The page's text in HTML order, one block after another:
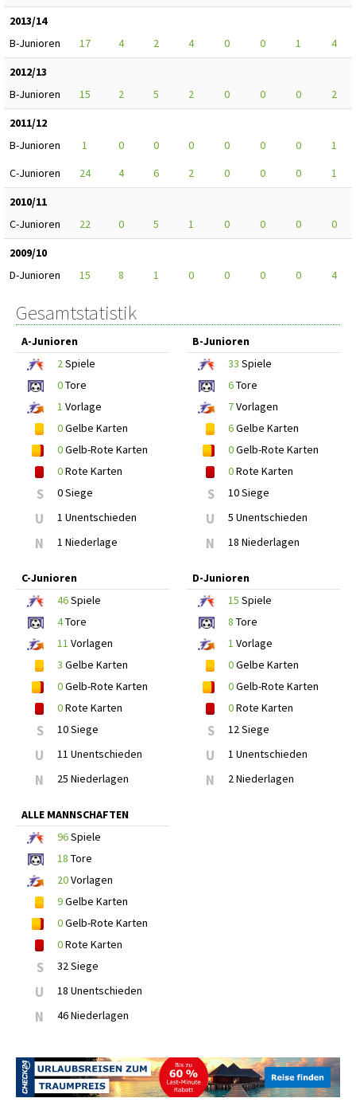
2013/14
B-Junioren
17 4 2 4 0 0 1
4
2012/13
B-Junioren
15 2 5 2 0 0 0
2
2011/12
B-Junioren
1 0 0 0 0 0 0
1
C-Junioren
24 4 6 2 0 0 0
1
2010/11
C-Junioren
22 0 5 1 0 0 0
0
2009/10
D-Junioren
15 8 1 0 0 0 0 4
Gesamtstatistik
A-Junioren
2Spiele
0Tore
1 Vorlage
0Gelbe Karten
0Gelb-Rote Karten
0Rote Karten
S 0 Siege
U 1 Unentschieden
N 1 Niederlage
B-Junioren
33 Spiele
6Tore
7Vorlagen
6Gelbe Karten
0Gelb-Rote Karten
0Rote Karten
S 10 Siege
U 5 Unentschieden
N 18 Niederlagen
C-Junioren
46Spiele
4Tore
11 Vorlagen
3 Gelbe Karten
0Gelb-Rote Karten
0Rote Karten
S 10 Siege
U 11 Unentschieden
N 25 Niederlagen
D-Junioren
15 Spiele
8 Tore
1 Vorlage
0Gelbe Karten
0Gelb-Rote Karten
0Rote Karten
S 12 Siege
U 1 Unentschieden
N 2 Niederlagen
ALLE MANNSCHAFTEN
96Spiele
18 Tore
20Vorlagen
9Gelbe Karten
0Gelb-Rote Karten
0Rote Karten
S 32 Siege
U 18 Unentschieden
N 46 Niederlagen